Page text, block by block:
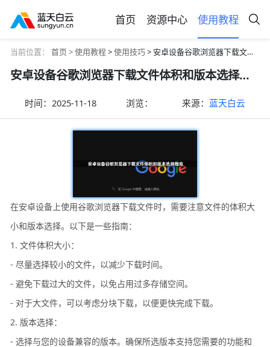
首页 资源中心 使用教程
当前位置： 首页 >使用教程>使用技巧> 安卓设备谷歌浏览器下载文件体积和版本选择指南
安卓设备谷歌浏览器下载文件体积和版本选择指南
时间：2025-11-18 浏览： 来源： 蓝天白云
在安卓设备上使用谷歌浏览器下载文件时，需要注意文件的体积大
小和版本选择。以下是一些指南：
1. 文件体积大小：
- 尽量选择较小的文件，以减少下载时间。
- 避免下载过大的文件，以免占用过多存储空间。
- 对于大文件，可以考虑分块下载，以便更快完成下载。
2. 版本选择：
- 选择与您的设备兼容的版本。确保所选版本支持您需要的功能和